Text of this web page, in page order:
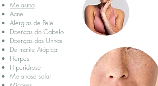
Melasma
Acne
Alergias de Pele
Doenças do Cabelo
Doenças das Unhas
Dermatite Atópica
Herpes
Hiperidrose
Melanose solar